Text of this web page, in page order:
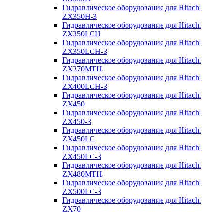
Гидравлическое оборудование для Hitachi
ZX350H-3
Гидравлическое оборудование для Hitachi
ZX350LCH
Гидравлическое оборудование для Hitachi
ZX350LCH-3
Гидравлическое оборудование для Hitachi
ZX370MTH
Гидравлическое оборудование для Hitachi
ZX400LCH-3
Гидравлическое оборудование для Hitachi
ZX450
Гидравлическое оборудование для Hitachi
ZX450-3
Гидравлическое оборудование для Hitachi
ZX450LC
Гидравлическое оборудование для Hitachi
ZX450LC-3
Гидравлическое оборудование для Hitachi
ZX480MTH
Гидравлическое оборудование для Hitachi
ZX500LC-3
Гидравлическое оборудование для Hitachi
ZX70